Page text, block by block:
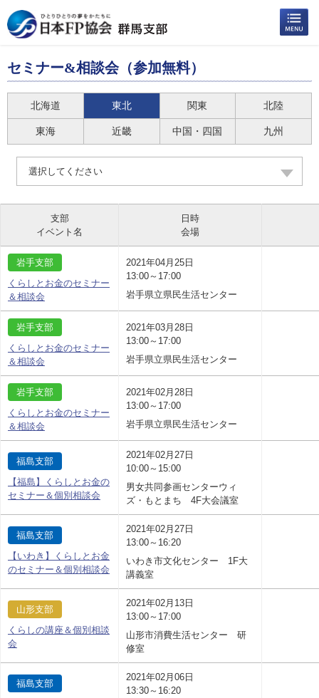
セミナー&相談会（参加無料）
北海道 東北 関東 北陸
東海 近畿 中国・四国 九州
選択してください
支部
イベント名
日時
会場
岩手支部
くらしとお金のセミナー
＆相談会
2021年04月25日
13:00～17:00
岩手県立県民生活センター
岩手支部
くらしとお金のセミナー
＆相談会
2021年03月28日
13:00～17:00
岩手県立県民生活センター
岩手支部
くらしとお金のセミナー
＆相談会
2021年02月28日
13:00～17:00
岩手県立県民生活センター
福島支部
【福島】くらしとお金の
セミナー＆個別相談会
2021年02月27日
10:00～15:00
男女共同参画センターウィ
ズ・もとまち 4F大会議室
福島支部
【いわき】くらしとお金
のセミナー＆個別相談会
2021年02月27日
13:00～16:20
いわき市文化センター 1F大
講義室
山形支部
くらしの講座＆個別相談
会
2021年02月13日
13:00～17:00
山形市消費生活センター 研
修室
福島支部
2021年02月06日
13:30～16:20